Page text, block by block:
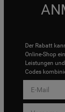
Der Rabatt
Online-Shop
Leistungen
Codes